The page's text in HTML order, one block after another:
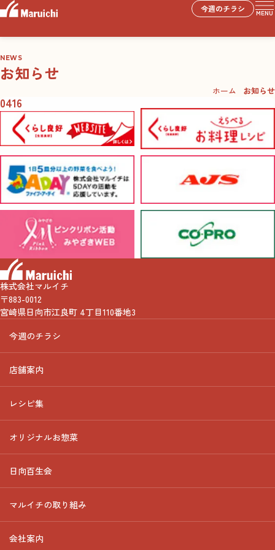
今週のチラシ MENU
NEWS
お知らせ
ホーム お知らせ
0416
株式会社マルイチ
〒883-0012
宮崎県日向市江良町 4丁目110番地3
今週のチラシ
店舗案内
レシピ集
オリジナルお惣菜
日向百生会
マルイチの取り組み
会社案内